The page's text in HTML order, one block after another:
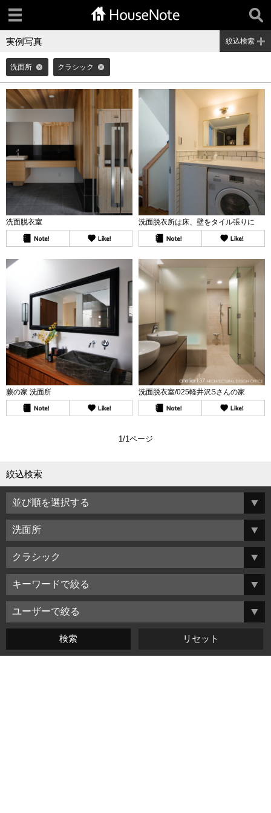
実例写真 絞込検索
洗面所 クラシック
洗面脱衣室 洗面脱衣所は床、壁をタイル張りに
蕨の家 洗面所 洗面脱衣室/025軽井沢Sさんの家
1/1ページ
絞込検索